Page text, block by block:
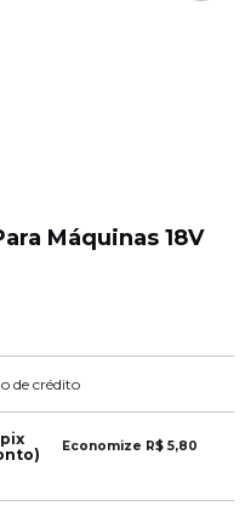
Máquinas 18V
de crédito
Economize R$ 5,80